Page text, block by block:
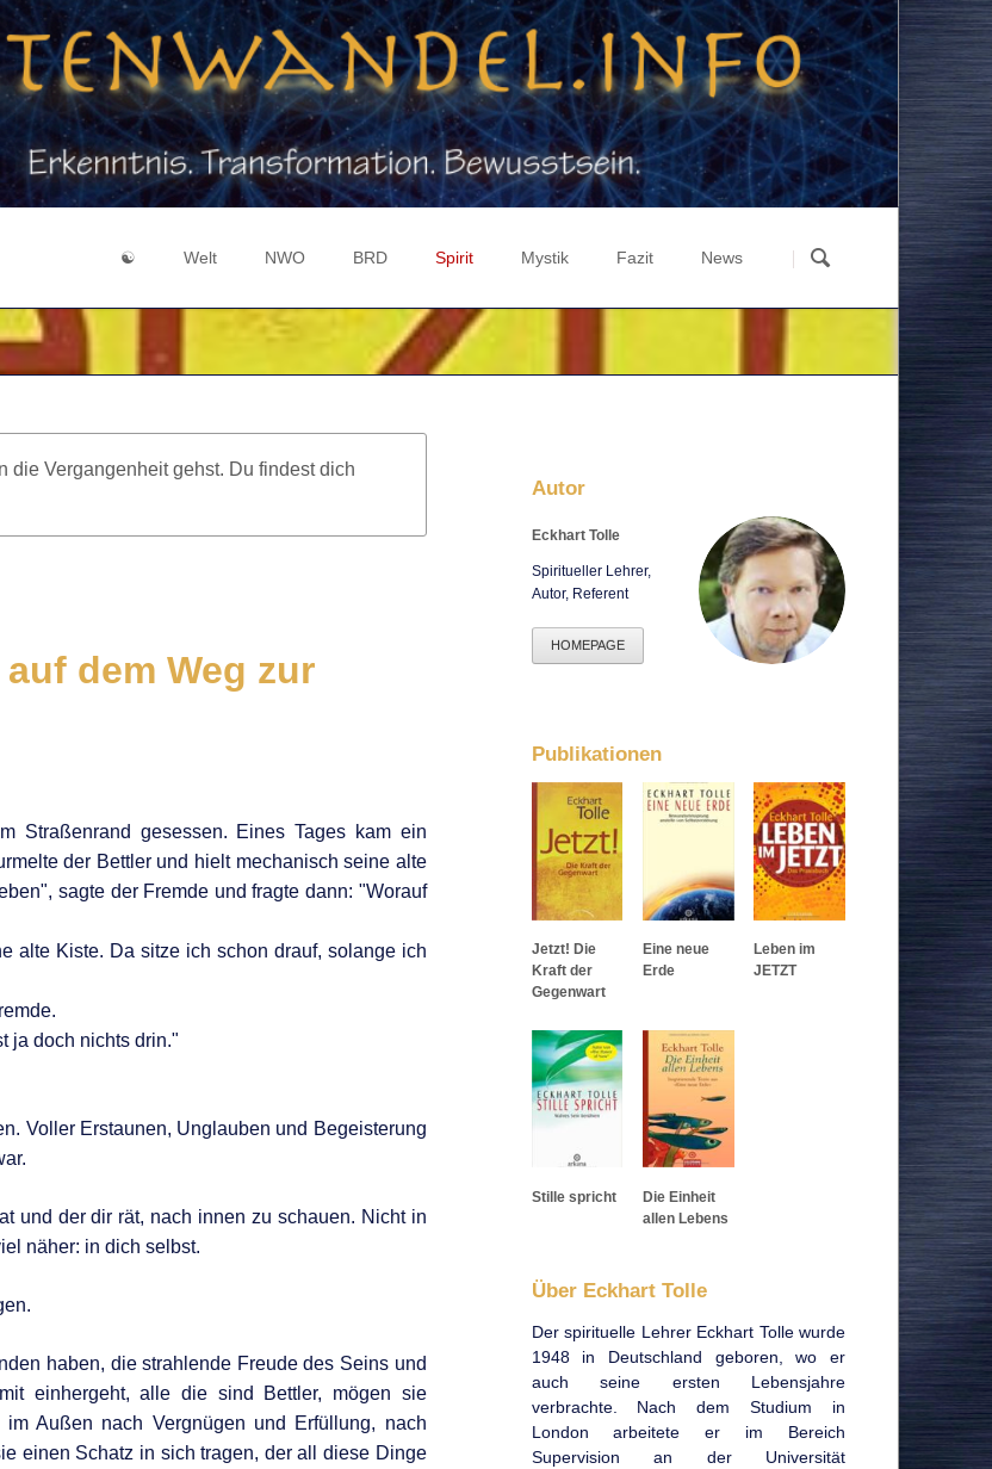
überspringen
☯
Registrieren
Welt
Zeichen & Symbole
Federal Reserve
NWO
Geheimlehre
Gott-Welt-Dualismus
Bibel Code 666
BRD
Medienmanipulation
Souveränität
Spirit
Geist über Materie
Holographisches Weltbild
Mystik
Maya-Prophezeiung
Fazit News
Klima & Geo-Engineering
Gesundheit & Ernährung
Sonstiges & Kuriositäten
News Archiv
Events
die Vergangenheit gehst. Du findest dich
dem Weg zur
Straßenrand gesessen. Eines Tages kam ein
der Bettler und hielt mechanisch seine alte
sagte der Fremde und fragte dann: "Worauf
alte Kiste. Da sitze ich schon drauf, solange ich
ja doch nichts drin."
Voller Erstaunen, Unglauben und Begeisterung
und der dir rät, nach innen zu schauen. Nicht in
näher: in dich selbst.
haben, die strahlende Freude des Seins und
einhergeht, alle die sind Bettler, mögen sie
Außen nach Vergnügen und Erfüllung, nach
einen Schatz in sich tragen, der all diese Dinge
Autor
Eckhart Tolle
Spiritueller Lehrer,
Autor, Referent
HOMEPAGE
Publikationen
Jetzt! Die
Kraft der
Gegenwart
Eine neue
Erde
Leben im
JETZT
Stille spricht
Die Einheit
allen Lebens
Über Eckhart Tolle
Der spirituelle Lehrer Eckhart Tolle wurde
1948 in Deutschland geboren, wo er
auch seine ersten Lebensjahre
verbrachte. Nach dem Studium in
London arbeitete er im Bereich
Supervision an der Universität